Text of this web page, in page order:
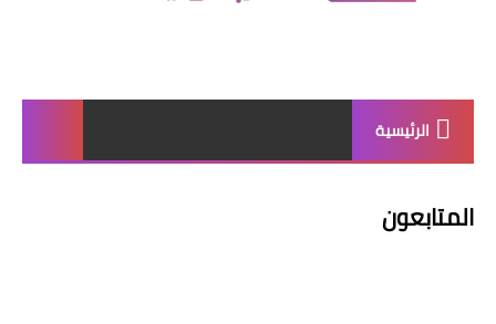
الرئيسية
المتابعون